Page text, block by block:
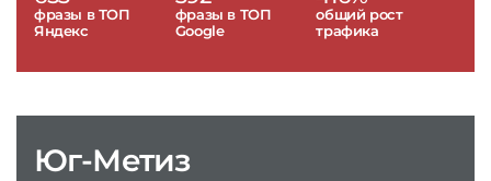
фразы в ТОП
Яндекс
фразы в ТОП
Google
общий рост
трафика
Юг-Метиз